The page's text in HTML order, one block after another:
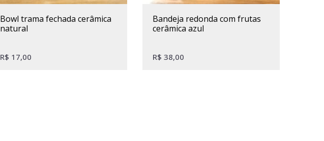
bowl trama fechada cerâmica
natural
R$ 17,00
bandeja redonda com frutas
cerâmica azul
R$ 38,00